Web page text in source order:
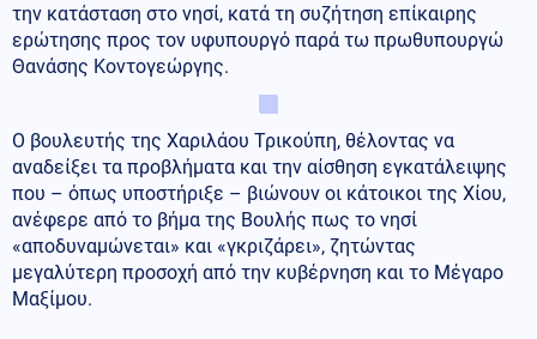
την κατάσταση στο νησί, κατά τη συζήτηση επίκαιρης
ερώτησης προς τον υφυπουργό παρά τω πρωθυπουργώ
Θανάσης Κοντογεώργης.
Ο βουλευτής της Χαριλάου Τρικούπη, θέλοντας να
αναδείξει τα προβλήματα και την αίσθηση εγκατάλειψης
που – όπως υποστήριξε – βιώνουν οι κάτοικοι της Χίου,
ανέφερε από το βήμα της Βουλής πως το νησί
«αποδυναμώνεται» και «γκριζάρει», ζητώντας
μεγαλύτερη προσοχή από την κυβέρνηση και το Μέγαρο
Μαξίμου.